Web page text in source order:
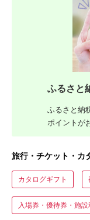
ふるさと
ふるさと納
ポイントが
旅行・チケット・カ
カタログギフト
入場券・優待券・施